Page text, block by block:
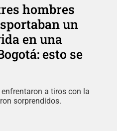
hombres
un
en una
esto se
a tiros con la
sorprendidos.